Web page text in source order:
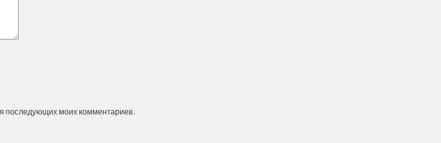
последующих моих комментариев.